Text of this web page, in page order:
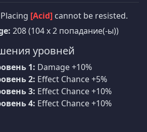
Placing [Acid] cannot be resisted.
208 (104 x 2 попадание(-ы))
уровней
1: Damage +10%
2: Effect Chance +5%
3: Effect Chance +10%
4: Effect Chance +10%